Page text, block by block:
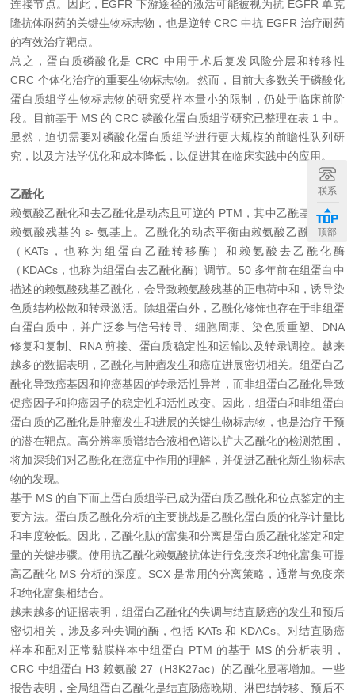
连接节点。因此，EGFR 下游途径的激活可能被视为抗 EGFR 单克
隆抗体耐药的关键生物标志物，也是逆转 CRC 中抗 EGFR 治疗耐药
的有效治疗靶点。
总之，蛋白质磷酸化是 CRC 中用于术后复发风险分层和转移性
CRC 个体化治疗的重要生物标志物。然而，目前大多数关于磷酸化
蛋白质组学生物标志物的研究受样本量小的限制，仍处于临床前阶
段。目前基于 MS 的 CRC 磷酸化蛋白质组学研究已整理在表 1 中。
显然，迫切需要对磷酸化蛋白质组学进行更大规模的前瞻性队列研
究，以及方法学优化和成本降低，以促进其在临床实践中的应用。
乙酰化
赖氨酸乙酰化和去乙酰化是动态且可逆的 PTM，其中乙酰基转移到
赖氨酸残基的 ε- 氨基上。乙酰化的动态平衡由赖氨酸乙酰转移酶
（KATs，也称为组蛋白乙酰转移酶）和赖氨酸去乙酰化酶
（KDACs，也称为组蛋白去乙酰化酶）调节。50 多年前在组蛋白中
描述的赖氨酸残基乙酰化，会导致赖氨酸残基的正电荷中和，诱导染
色质结构松散和转录激活。除组蛋白外，乙酰化修饰也存在于非组蛋
白蛋白质中，并广泛参与信号转导、细胞周期、染色质重塑、DNA
修复和复制、RNA 剪接、蛋白质稳定性和运输以及转录调控。越来
越多的数据表明，乙酰化与肿瘤发生和癌症进展密切相关。组蛋白乙
酰化导致癌基因和抑癌基因的转录活性异常，而非组蛋白乙酰化导致
促癌因子和抑癌因子的稳定性和活性改变。因此，组蛋白和非组蛋白
蛋白质的乙酰化是肿瘤发生和进展的关键生物标志物，也是治疗干预
的潜在靶点。高分辨率质谱结合液相色谱以扩大乙酰化的检测范围，
将加深我们对乙酰化在癌症中作用的理解，并促进乙酰化新生物标志
物的发现。
基于 MS 的自下而上蛋白质组学已成为蛋白质乙酰化和位点鉴定的主
要方法。蛋白质乙酰化分析的主要挑战是乙酰化蛋白质的化学计量比
和丰度较低。因此，乙酰化肽的富集和分离是蛋白质乙酰化鉴定和定
量的关键步骤。使用抗乙酰化赖氨酸抗体进行免疫亲和纯化富集可提
高乙酰化 MS 分析的深度。SCX 是常用的分离策略，通常与免疫亲
和纯化富集相结合。
越来越多的证据表明，组蛋白乙酰化的失调与结直肠癌的发生和预后
密切相关，涉及多种失调的酶，包括 KATs 和 KDACs。对结直肠癌
样本和配对正常黏膜样本中组蛋白 PTM 的基于 MS 的分析表明，
CRC 中组蛋白 H3 赖氨酸 27（H3K27ac）的乙酰化显著增加。一些
报告表明，全局组蛋白乙酰化是结直肠癌晚期、淋巴结转移、预后不
联系
顶部